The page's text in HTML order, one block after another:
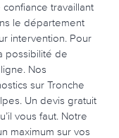
travaillant
le département
intervention. Pour
possibilité de
Nos
sur Tronche
Un devis gratuit
vous faut. Notre
maximum sur vos